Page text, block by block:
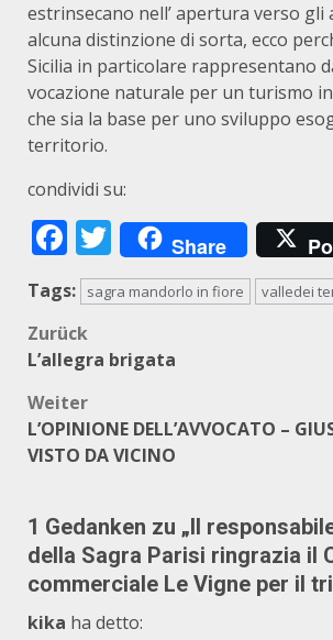
estrinsecano nell’ apertura verso gli
alcuna distinzione di sorta, ecco
Sicilia in particolare rappresentano
vocazione naturale per un turismo
che sia la base per uno sviluppo
territorio.
condividi su:
Facebook
Twitter
Share
Tags: sagra mandorlo in fiore valledei
Beitragsnavigation
Zurück
L’allegra brigata
Weiter
L’OPINIONE DELL’AVVOCATO –
VISTO DA VICINO
1 Gedanken zu „Il
della Sagra Parisi ringrazia il
commerciale Le Vigne per il
kika ha detto: